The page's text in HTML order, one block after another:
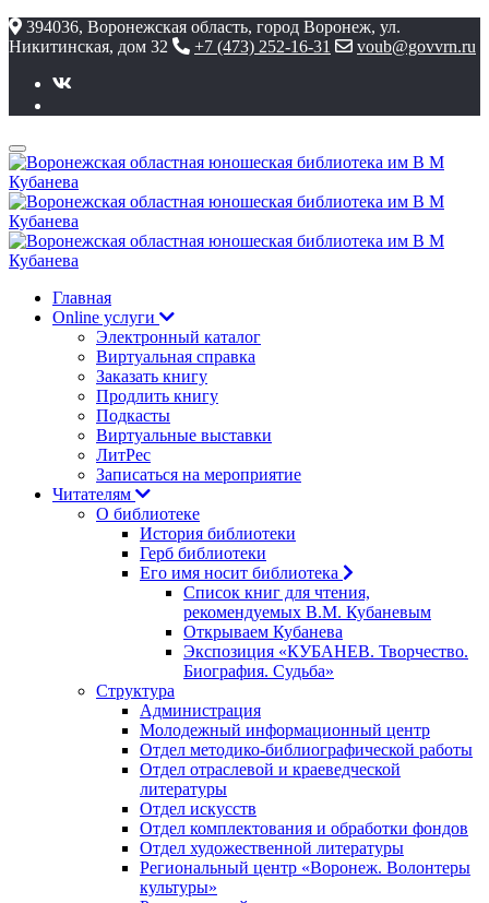
394036, Воронежская область, город Воронеж, ул.
Никитинская, дом 32
+7 (473) 252-16-31 voub@govvrn.ru
Главная
Online услуги
Электронный каталог
Виртуальная справка
Заказать книгу
Продлить книгу
Подкасты
Виртуальные выставки
ЛитРес
Записаться на мероприятие
Читателям
О библиотеке
История библиотеки
Герб библиотеки
Его имя носит библиотека
Список книг для чтения,
рекомендуемых В.М. Кубаневым
Открываем Кубанева
Экспозиция «КУБАНЕВ. Творчество.
Биография. Судьба»
Структура
Администрация
Молодежный информационный центр
Отдел методико-библиографической работы
Отдел отраслевой и краеведческой
литературы
Отдел искусств
Отдел комплектования и обработки фондов
Отдел художественной литературы
Региональный центр «Воронеж. Волонтеры
культуры»